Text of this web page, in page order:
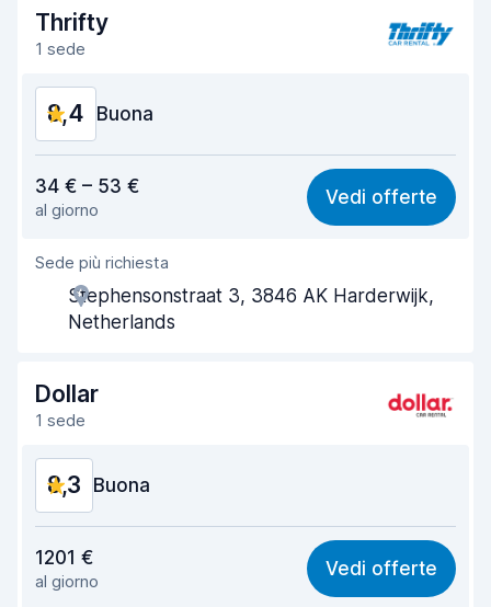
Rapidità della riconsegna 8,2
Condizioni dell'auto
Thrifty
1 sede
8,4 Buona
8,0
Facile da trovare 8,2
Gentilezza degli agenti
Rapidità del ritiro
Pulizia del veicolo 8,9
Condizioni dell'auto
34 € – 53 €
al giorno
Vedi offerte
Sede più richiesta
Stephensonstraat 3, 3846 AK Harderwijk,
Netherlands
Dollar
1 sede
8,3 Buona
8,2
Facile da trovare 8,2
1201 €
al giorno
Vedi offerte